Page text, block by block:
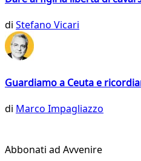
di Stefano Vicari
Guardiamo a Ceuta e
di Marco Impagliazzo
Abbonati ad Avvenire